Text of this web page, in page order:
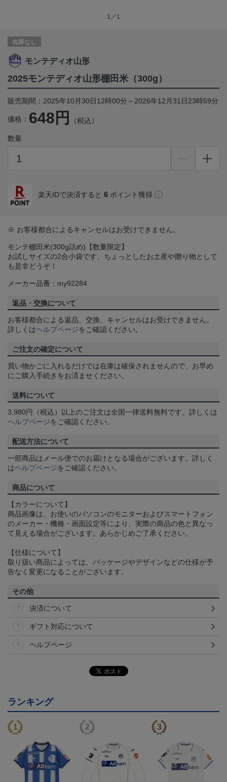
1／1
在庫なし
モンテディオ山形
2025モンテディオ山形棚田米（300g）
販売期間：2025年10月30日12時00分～2026年12月31日23時59分
価格： 648円 （税込）
数量
楽天IDで決済すると 6 ポイント獲得
※ お客様都合によるキャンセルはお受けできません。
モンテ棚田米(300g詰め)【数量限定】
お試しサイズの2合小袋です。ちょっとしたお土産や贈り物として
も是非どうぞ！
メーカー品番：my92284
返品・交換について
お客様都合による返品、交換、キャンセルはお受けできません。
詳しくはヘルプページをご確認ください。
ご注文の確定について
買い物かごに入れるだけでは在庫は確保されませんので、お早め
にご購入手続きをお済ませください。
送料について
3,980円（税込）以上のご注文は全国一律送料無料です。詳しくは
ヘルプページをご確認ください。
配送方法について
一部商品はメール便でのお届けとなる場合がございます。詳しく
はヘルプページをご確認ください。
商品について
【カラーについて】
商品画像は、お使いのパソコンのモニターおよびスマートフォン
のメーカー・機種・画面設定等により、実際の商品の色と異なっ
て見える場合がございます。あらかじめご了承ください。
【仕様について】
取り扱い商品によっては、パッケージやデザインなどの仕様が予
告なく変更になることがございます。
その他
決済について
ギフト対応について
ヘルプページ
ランキング